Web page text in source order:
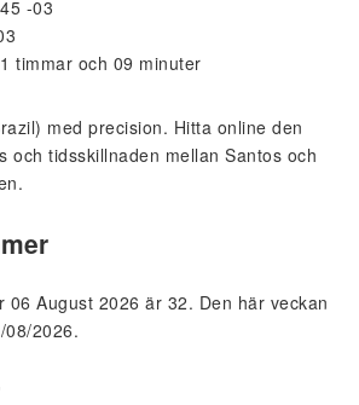
-03
timmar och 09 minuter
med precision. Hitta online den
och tidsskillnaden mellan Santos och
06 August 2026 är 32. Den här veckan
2026.